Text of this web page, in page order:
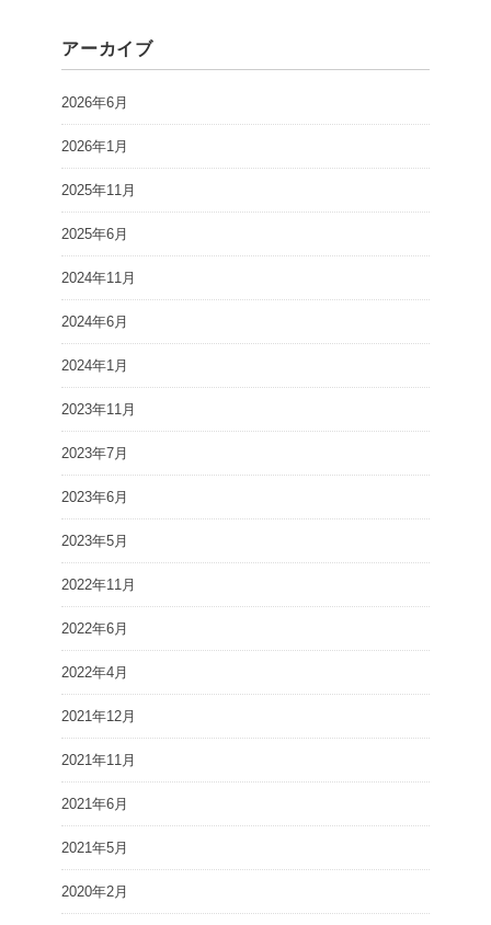
アーカイブ
2026年6月
2026年1月
2025年11月
2025年6月
2024年11月
2024年6月
2024年1月
2023年11月
2023年7月
2023年6月
2023年5月
2022年11月
2022年6月
2022年4月
2021年12月
2021年11月
2021年6月
2021年5月
2020年2月